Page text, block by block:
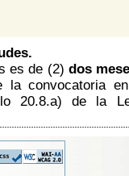
es de (2) dos mese
la convocatoria
20.8.a) de la